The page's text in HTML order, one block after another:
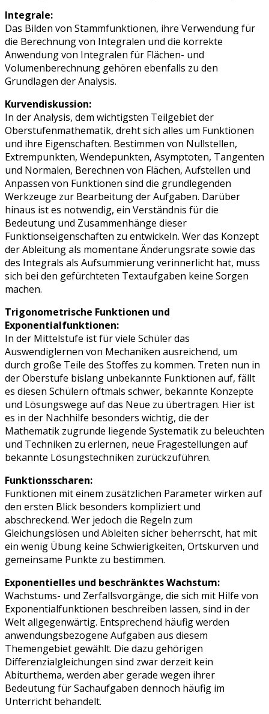
Integrale:
Das Bilden von Stammfunktionen, ihre Verwendung für
die Berechnung von Integralen und die korrekte
Anwendung von Integralen für Flächen- und
Volumenberechnung gehören ebenfalls zu den
Grundlagen der Analysis.
Kurvendiskussion:
In der Analysis, dem wichtigsten Teilgebiet der
Oberstufenmathematik, dreht sich alles um Funktionen
und ihre Eigenschaften. Bestimmen von Nullstellen,
Extrempunkten, Wendepunkten, Asymptoten, Tangenten
und Normalen, Berechnen von Flächen, Aufstellen und
Anpassen von Funktionen sind die grundlegenden
Werkzeuge zur Bearbeitung der Aufgaben. Darüber
hinaus ist es notwendig, ein Verständnis für die
Bedeutung und Zusammenhänge dieser
Funktionseigenschaften zu entwickeln. Wer das Konzept
der Ableitung als momentane Änderungsrate sowie das
des Integrals als Aufsummierung verinnerlicht hat, muss
sich bei den gefürchteten Textaufgaben keine Sorgen
machen.
Trigonometrische Funktionen und
Exponentialfunktionen:
In der Mittelstufe ist für viele Schüler das
Auswendiglernen von Mechaniken ausreichend, um
durch große Teile des Stoffes zu kommen. Treten nun in
der Oberstufe bislang unbekannte Funktionen auf, fällt
es diesen Schülern oftmals schwer, bekannte Konzepte
und Lösungswege auf das Neue zu übertragen. Hier ist
es in der Nachhilfe besonders wichtig, die der
Mathematik zugrunde liegende Systematik zu beleuchten
und Techniken zu erlernen, neue Fragestellungen auf
bekannte Lösungstechniken zurückzuführen.
Funktionsscharen:
Funktionen mit einem zusätzlichen Parameter wirken auf
den ersten Blick besonders kompliziert und
abschreckend. Wer jedoch die Regeln zum
Gleichungslösen und Ableiten sicher beherrscht, hat mit
ein wenig Übung keine Schwierigkeiten, Ortskurven und
gemeinsame Punkte zu bestimmen.
Exponentielles und beschränktes Wachstum:
Wachstums- und Zerfallsvorgänge, die sich mit Hilfe von
Exponentialfunktionen beschreiben lassen, sind in der
Welt allgegenwärtig. Entsprechend häufig werden
anwendungsbezogene Aufgaben aus diesem
Themengebiet gewählt. Die dazu gehörigen
Differenzialgleichungen sind zwar derzeit kein
Abiturthema, werden aber gerade wegen ihrer
Bedeutung für Sachaufgaben dennoch häufig im
Unterricht behandelt.